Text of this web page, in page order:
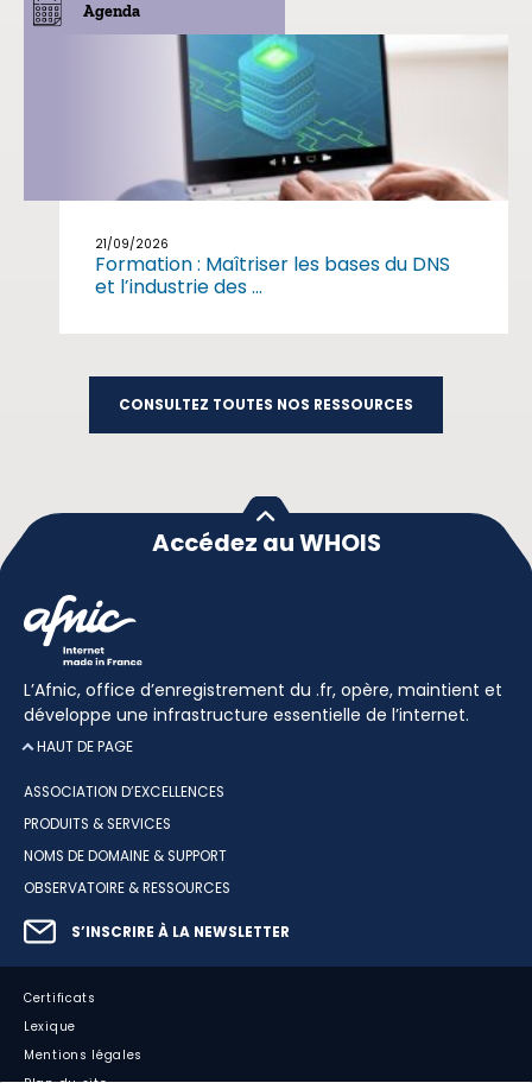
Agenda
21/09/2026
Formation : Maîtriser les bases du DNS
et l’industrie des ...
CONSULTEZ TOUTES NOS RESSOURCES
Accédez au WHOIS
L’Afnic, office d’enregistrement du .fr, opère, maintient et
développe une infrastructure essentielle de l’internet.
HAUT DE PAGE
ASSOCIATION D’EXCELLENCES
PRODUITS & SERVICES
NOMS DE DOMAINE & SUPPORT
OBSERVATOIRE & RESSOURCES
S’INSCRIRE À LA NEWSLETTER
Certificats
Lexique
Mentions légales